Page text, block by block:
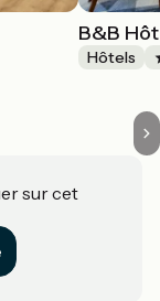
B&B
Hôtels
sur cet